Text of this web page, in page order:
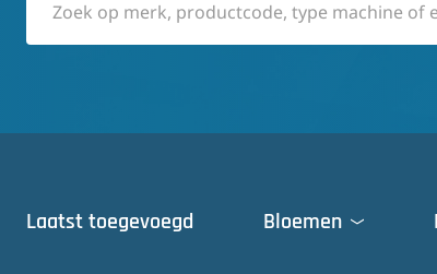
Laatst toegevoegd Bloemen